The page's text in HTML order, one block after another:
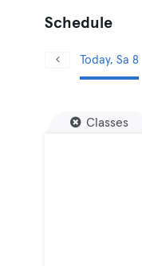
Schedule
Today, Sa 8
Classes